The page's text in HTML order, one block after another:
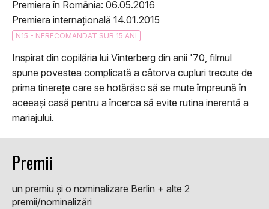
Premiera în România: 06.05.2016
Premiera internațională 14.01.2015
N15 - NERECOMANDAT SUB 15 ANI
Inspirat din copilăria lui Vinterberg din anii '70, filmul
spune povestea complicată a câtorva cupluri trecute de
prima tinereţe care se hotărăsc să se mute împreună în
aceeaşi casă pentru a încerca să evite rutina inerentă a
mariajului.
Premii
un premiu şi o nominalizare Berlin + alte 2
premii/nominalizări